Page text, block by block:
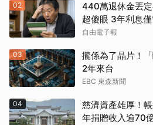
02
440萬退休金丟
超傻眼 3年利息僅
自由電子報
03
攏係為了晶片！
2年來台
EBC 東森新聞
04
慈濟資產雄厚！
年捐贈收入逾70